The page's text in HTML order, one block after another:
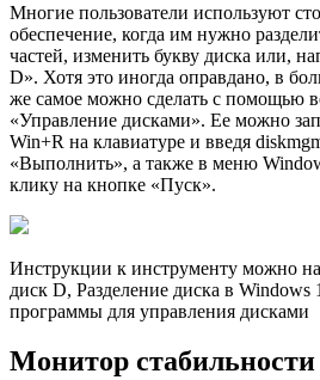
Многие пользователи используют
обеспечение, когда им нужно
частей, изменить букву диска или,
D». Хотя это иногда оправдано, в
же самое можно сделать с помощью
«Управление дисками». Ее можно
Win+R на клавиатуре и введя
«Выполнить», а также в меню
клику на кнопке «Пуск».
Инструкции к инструменту можно
диск D, Разделение диска в Windows
программы для управления дисками
Монитор